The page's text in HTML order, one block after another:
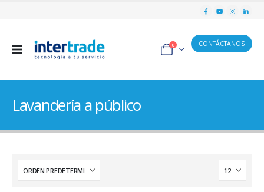
0 CONTÁCTANOS
Lavandería a público